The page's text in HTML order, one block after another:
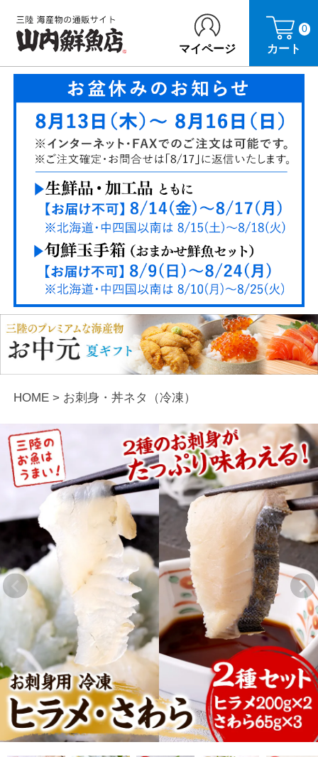
マイページ カート
0
HOME お刺身・丼ネタ（冷凍）
Previous